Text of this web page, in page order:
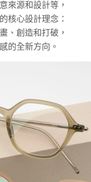
來源和設計等，
核心設計理念：
、創造和打破，
的全新方向。